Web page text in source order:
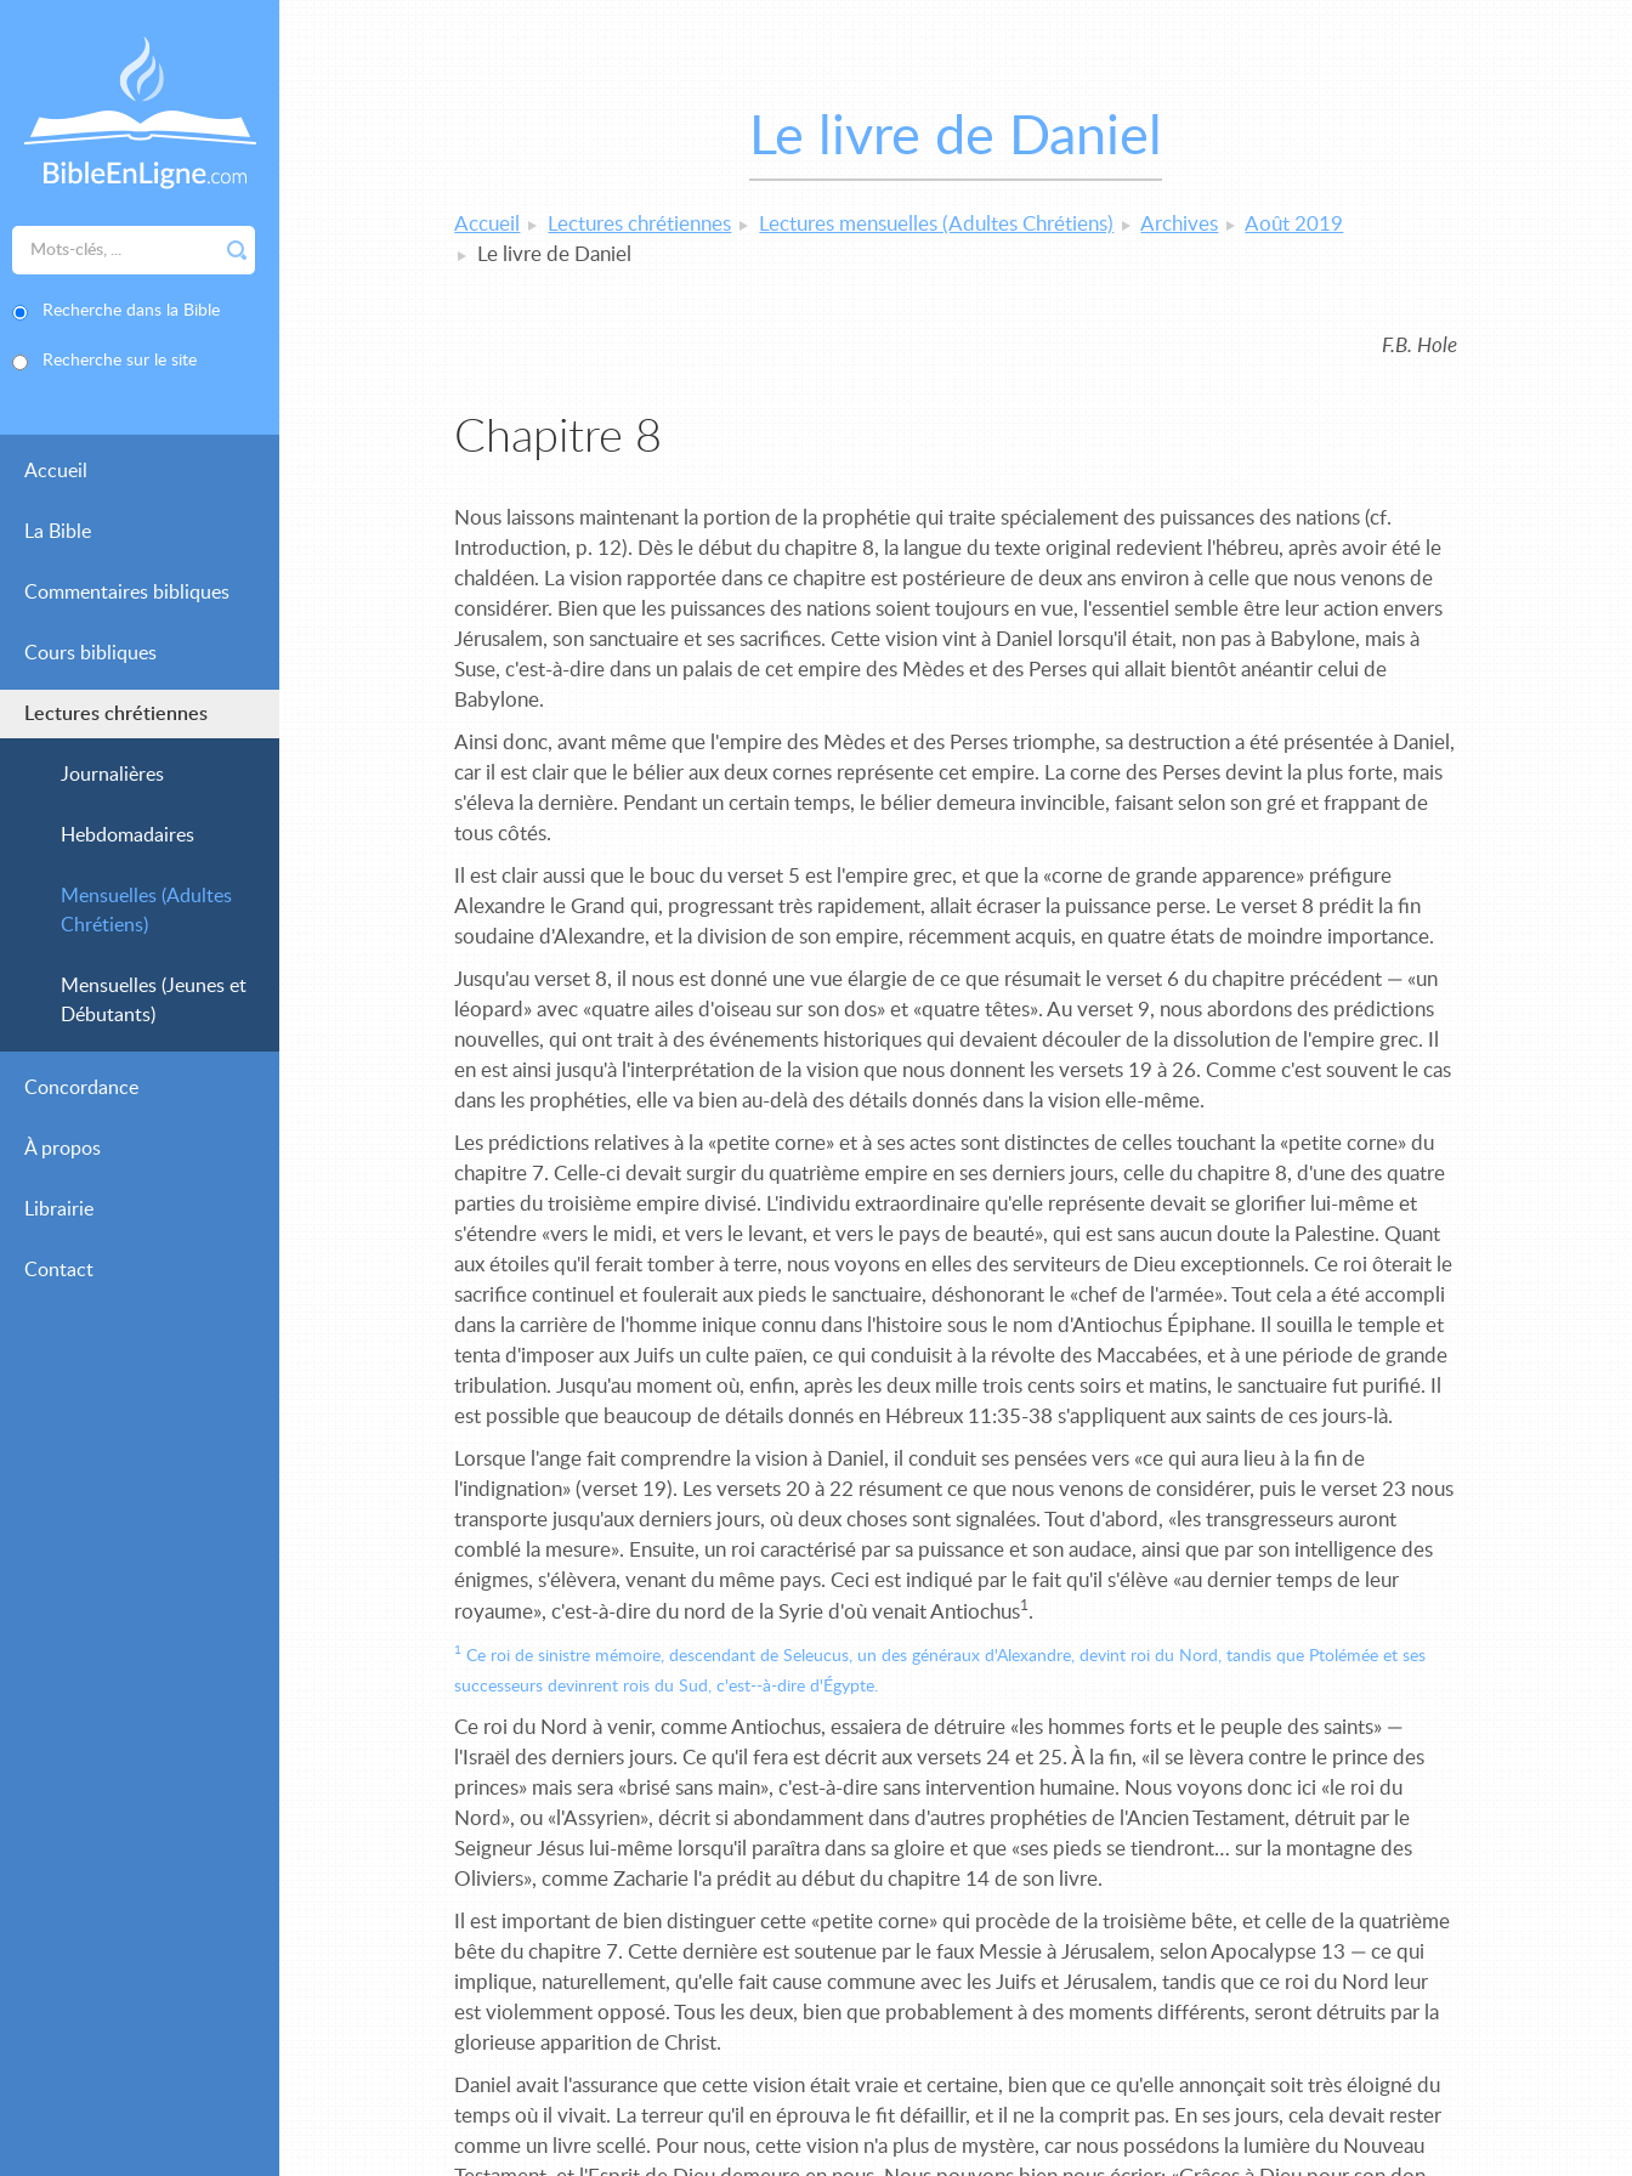
Recherche dans la Bible
Recherche sur le site
Accueil
La Bible
Commentaires bibliques
Simple
Intermédiaire
Avancé
Cours bibliques
Lectures chrétiennes
Journalières
Hebdomadaires
Mensuelles (Adultes
Chrétiens)
Mensuelles (Jeunes et
Débutants)
Concordance
À propos
Librairie
Contact
Le livre de Daniel
Accueil Lectures chrétiennes Lectures mensuelles (Adultes Chrétiens) Archives
Août 2019
Le livre de Daniel
F.B. Hole
Chapitre 8
Nous laissons maintenant la portion de la prophétie qui traite spécialement des puissances des nations (cf.
Introduction, p. 12). Dès le début du chapitre 8, la langue du texte original redevient l'hébreu, après avoir été le
chaldéen. La vision rapportée dans ce chapitre est postérieure de deux ans environ à celle que nous venons de
considérer. Bien que les puissances des nations soient toujours en vue, l'essentiel semble être leur action envers
Jérusalem, son sanctuaire et ses sacrifices. Cette vision vint à Daniel lorsqu'il était, non pas à Babylone, mais à
Suse, c'est-à-dire dans un palais de cet empire des Mèdes et des Perses qui allait bientôt anéantir celui de
Babylone.
Ainsi donc, avant même que l'empire des Mèdes et des Perses triomphe, sa destruction a été présentée à Daniel,
car il est clair que le bélier aux deux cornes représente cet empire. La corne des Perses devint la plus forte, mais
s'éleva la dernière. Pendant un certain temps, le bélier demeura invincible, faisant selon son gré et frappant de
tous côtés.
Il est clair aussi que le bouc du verset 5 est l'empire grec, et que la «corne de grande apparence» préfigure
Alexandre le Grand qui, progressant très rapidement, allait écraser la puissance perse. Le verset 8 prédit la fin
soudaine d'Alexandre, et la division de son empire, récemment acquis, en quatre états de moindre importance.
Jusqu'au verset 8, il nous est donné une vue élargie de ce que résumait le verset 6 du chapitre précédent — «un
léopard» avec «quatre ailes d'oiseau sur son dos» et «quatre têtes». Au verset 9, nous abordons des prédictions
nouvelles, qui ont trait à des événements historiques qui devaient découler de la dissolution de l'empire grec. Il
en est ainsi jusqu'à l'interprétation de la vision que nous donnent les versets 19 à 26. Comme c'est souvent le cas
dans les prophéties, elle va bien au-delà des détails donnés dans la vision elle-même.
Les prédictions relatives à la «petite corne» et à ses actes sont distinctes de celles touchant la «petite corne» du
chapitre 7. Celle-ci devait surgir du quatrième empire en ses derniers jours, celle du chapitre 8, d'une des quatre
parties du troisième empire divisé. L'individu extraordinaire qu'elle représente devait se glorifier lui-même et
s'étendre «vers le midi, et vers le levant, et vers le pays de beauté», qui est sans aucun doute la Palestine. Quant
aux étoiles qu'il ferait tomber à terre, nous voyons en elles des serviteurs de Dieu exceptionnels. Ce roi ôterait le
sacrifice continuel et foulerait aux pieds le sanctuaire, déshonorant le «chef de l'armée». Tout cela a été accompli
dans la carrière de l'homme inique connu dans l'histoire sous le nom d'Antiochus Épiphane. Il souilla le temple et
tenta d'imposer aux Juifs un culte païen, ce qui conduisit à la révolte des Maccabées, et à une période de grande
tribulation. Jusqu'au moment où, enfin, après les deux mille trois cents soirs et matins, le sanctuaire fut purifié. Il
est possible que beaucoup de détails donnés en Hébreux 11:35-38 s'appliquent aux saints de ces jours-là.
Lorsque l'ange fait comprendre la vision à Daniel, il conduit ses pensées vers «ce qui aura lieu à la fin de
l'indignation» (verset 19). Les versets 20 à 22 résument ce que nous venons de considérer, puis le verset 23 nous
transporte jusqu'aux derniers jours, où deux choses sont signalées. Tout d'abord, «les transgresseurs auront
comblé la mesure». Ensuite, un roi caractérisé par sa puissance et son audace, ainsi que par son intelligence des
énigmes, s'élèvera, venant du même pays. Ceci est indiqué par le fait qu'il s'élève «au dernier temps de leur
royaume», c'est-à-dire du nord de la Syrie d'où venait Antiochus1 .
1 Ce roi de sinistre mémoire, descendant de Seleucus, un des généraux d'Alexandre, devint roi du Nord, tandis que Ptolémée et ses
successeurs devinrent rois du Sud, c'est--à-dire d'Égypte.
Ce roi du Nord à venir, comme Antiochus, essaiera de détruire «les hommes forts et le peuple des saints» —
l'Israël des derniers jours. Ce qu'il fera est décrit aux versets 24 et 25. À la fin, «il se lèvera contre le prince des
princes» mais sera «brisé sans main», c'est-à-dire sans intervention humaine. Nous voyons donc ici «le roi du
Nord», ou «l'Assyrien», décrit si abondamment dans d'autres prophéties de l'Ancien Testament, détruit par le
Seigneur Jésus lui-même lorsqu'il paraîtra dans sa gloire et que «ses pieds se tiendront… sur la montagne des
Oliviers», comme Zacharie l'a prédit au début du chapitre 14 de son livre.
Il est important de bien distinguer cette «petite corne» qui procède de la troisième bête, et celle de la quatrième
bête du chapitre 7. Cette dernière est soutenue par le faux Messie à Jérusalem, selon Apocalypse 13 — ce qui
implique, naturellement, qu'elle fait cause commune avec les Juifs et Jérusalem, tandis que ce roi du Nord leur
est violemment opposé. Tous les deux, bien que probablement à des moments différents, seront détruits par la
glorieuse apparition de Christ.
Daniel avait l'assurance que cette vision était vraie et certaine, bien que ce qu'elle annonçait soit très éloigné du
temps où il vivait. La terreur qu'il en éprouva le fit défaillir, et il ne la comprit pas. En ses jours, cela devait rester
comme un livre scellé. Pour nous, cette vision n'a plus de mystère, car nous possédons la lumière du Nouveau